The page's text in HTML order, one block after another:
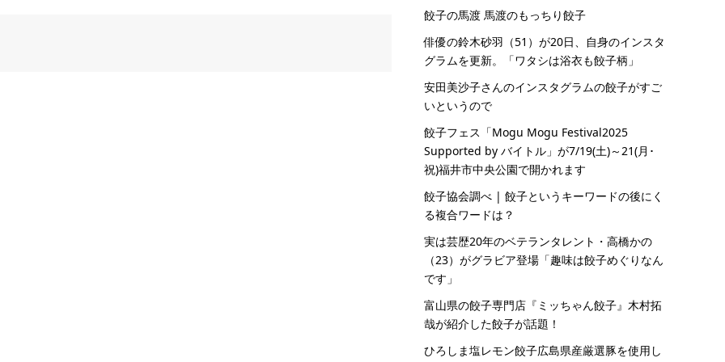
餃子の馬渡 馬渡のもっちり餃子
俳優の鈴木砂羽（51）が20日、自身のインスタ
グラムを更新。「ワタシは浴衣も餃子柄」
安田美沙子さんのインスタグラムの餃子がすご
いというので
餃子フェス「Mogu Mogu Festival2025
Supported by バイトル」が7/19(土)～21(月･
祝)福井市中央公園で開かれます
餃子協会調べ | 餃子というキーワードの後にく
る複合ワードは？
実は芸歴20年のベテランタレント・高橋かの
（23）がグラビア登場「趣味は餃子めぐりなん
です」
富山県の餃子専門店『ミッちゃん餃子』木村拓
哉が紹介した餃子が話題！
ひろしま塩レモン餃子広島県産厳選豚を使用し